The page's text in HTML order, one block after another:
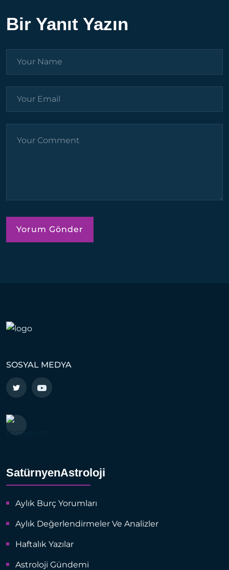
Bir Yanıt Yazın
SOSYAL MEDYA
SatürnyenAstroloji
Aylık Burç Yorumları
Aylık Değerlendirmeler Ve Analizler
Haftalık Yazılar
Astroloji Gündemi